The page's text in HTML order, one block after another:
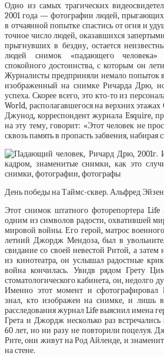
Одно из самых трагических
2001 года — фотографии людей,
в отчаянной попытке спастись от огня и
точное число людей, оказавшихся
прыгнувших в бездну, остается
людей снимок «падающего человека»
спокойного достоинства, с которым он
Журналисты предприняли немало попыток
изображенный на снимке Ричарда Дрю,
успеха. Скорее всего, это кто-то из
World, располагавшегося на верхних
Джунод, корреспондент журнала Esquire,
на эту тему, говорит: «Этот человек не
сквозь память в пропасть забвения, набирая
День победы на Таймс-сквер. Альфред
Этот снимок штатного фоторепортера
одним из символов радости, охватившей
мировой войны. Его герой, матрос
летний Джордж Мендоза, был в
свидание со своей невестой Ритой, а
из кинотеатра, он услышал радостные
война кончилась. Увидв рядом Грету
стоматологического кабинета, он, недолго
Именно этот момент и
знал, кто изображен на снимке, и лишь в
расследования журнал Life выяснил имена
Грета и Джордж несколько раз
60 лет, но ни разу не повторили поцелуя.
Рите, они живут на Род Айленде, и
на стене.